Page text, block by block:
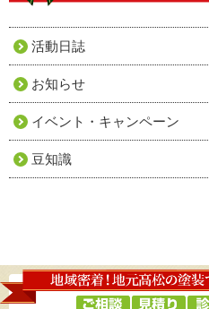
活動日誌
お知らせ
イベント・キャンペーン
豆知識